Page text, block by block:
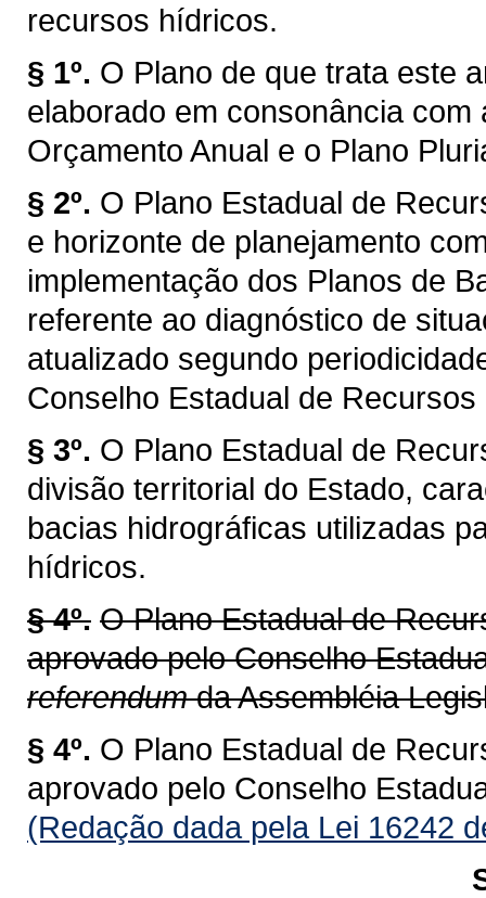
recursos hídricos.
§ 1º. O Plano de que trata este
elaborado em consonância
Orçamento Anual e o Plano
§ 2º. O Plano Estadual de
e horizonte de planejamento
implementação dos Planos de
referente ao diagnóstico de
atualizado segundo
Conselho Estadual de
§ 3º. O Plano Estadual de
divisão territorial do Estado,
bacias hidrográficas utilizadas
hídricos.
§ 4º. O Plano Estadual de
aprovado pelo Conselho
referendumda Assembléia
§ 4º. O Plano Estadual de
aprovado pelo Conselho
(Redação dada pela Lei 16242